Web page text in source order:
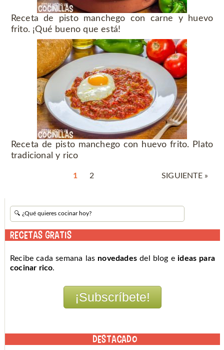
Receta de pisto manchego con carne y huevo
frito. ¡Qué bueno que está!
Receta de pisto manchego con huevo frito. Plato
tradicional y rico
1 2 SIGUIENTE »
RECETAS GRATIS
Recibe cada semana las novedades del blog eideas para
cocinar rico.
DESTACADO